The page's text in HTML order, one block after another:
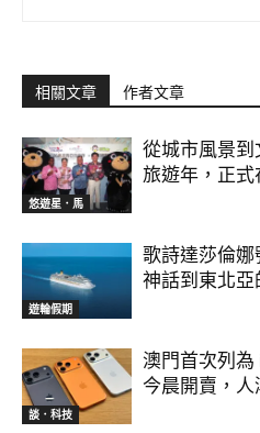
相關文章 作者文章
悠遊星．馬
從城市風景
旅遊年，正
遊輪假期
歌詩達莎倫
神話到東北亞
談．科技
澳門首次列為
今晨開賣，人